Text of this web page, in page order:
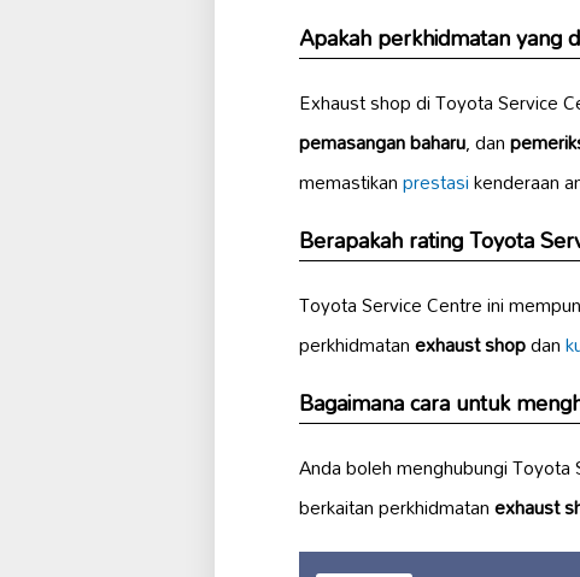
Apakah perkhidmatan yang
Exhaust shop di Toyota Service
pemasangan baharu, dan
memastikanprestasikenderaan
Berapakah rating Toyota
Toyota Service Centre ini
perkhidmatanexhaust shopdan
Bagaimana cara untuk
Anda boleh menghubungi
berkaitan perkhidmatanexhaust